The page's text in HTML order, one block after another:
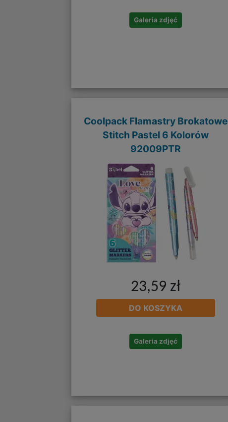
Galeria zdjęć
Coolpack Flamastry Brokatowe
Stitch Pastel 6 Kolorów
92009PTR
23,59 zł
DO KOSZYKA
Galeria zdjęć